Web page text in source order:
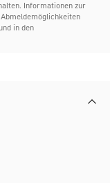
Informationen zur
und in den